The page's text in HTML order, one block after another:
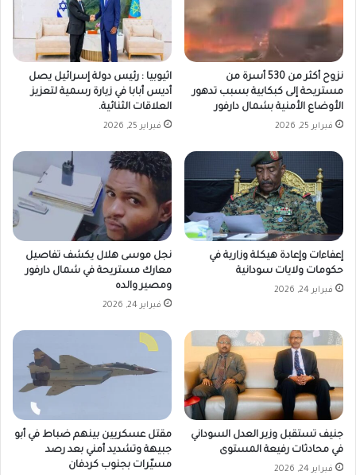
نزوح أكثر من 530 أسرة من
مستريحة إلى كبكابية بسبب تدهور
الأوضاع الأمنية بشمال دارفور
فبراير 25, 2026
اثيوبيا : رئيس دولة إسرائيل يصل
أديس أبابا في زيارة رسمية لتعزيز
العلاقات الثنائية.
فبراير 25, 2026
إعفاءات وإعادة هيكلة وزارية في
حكومات ولايات سودانية
فبراير 24, 2026
نجل موسى هلال يكشف تفاصيل
معارك مستريحة في شمال دارفور
ومصير والده
فبراير 24, 2026
جنيف تستقبل وزير العدل السوداني
في محادثات رفيعة المستوى
فبراير 24, 2026
مقتل عسكريين بينهم ضباط في أبو
جبيهة وتشديد أمني بعد رصد
مسيّرات بجنوب كردفان